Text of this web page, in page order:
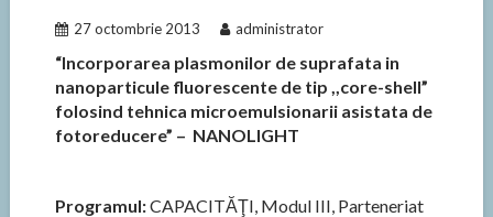
27 octombrie 2013 administrator
“Incorporarea plasmonilor de suprafata in
nanoparticule fluorescente de tip ,,core-shell”
folosind tehnica microemulsionarii asistata de
fotoreducere” – NANOLIGHT
Programul:CAPACITĂŢI, Modul III, Parteneriat